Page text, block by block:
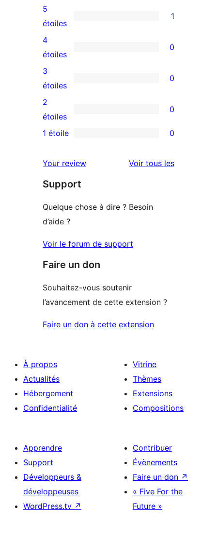
1
avis
à
5
étoile
5
étoiles
1
0
avis
à
4
étoile
4
étoiles
0
0
avis
à
3
3
étoiles
0
0
avis
2
2
étoiles
0
à
1
1 étoile 0
Your review Voir tous lesavis
Support
Quelque chose à dire ? Besoin
d’aide ?
Voir le forum de support
Faire un don
Souhaitez-vous soutenir
l’avancement de cette extension ?
Faire un don à cette extension
À propos
Actualités
Hébergement
Confidentialité
Vitrine
Thèmes
Extensions
Compositions
Apprendre
Support
Développeurs &
développeuses
WordPress.tv ↗
Contribuer
Évènements
Faire un don ↗
« Five For the
Future »